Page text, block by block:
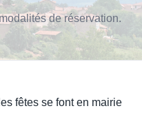
de réservation.
fêtes se font en mairie